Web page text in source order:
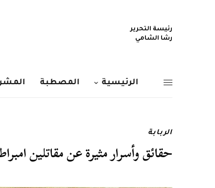
رئيسة التحرير
رشا الشامي
الرئيسية المصطبة
الربابة
حقائق وأسرار مثيرة عن مقاتلين